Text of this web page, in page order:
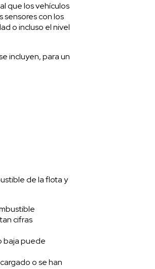
que los vehículos
con los
o incluso el nivel
incluyen, para un
de la flota y
cifras
baja puede
o se han